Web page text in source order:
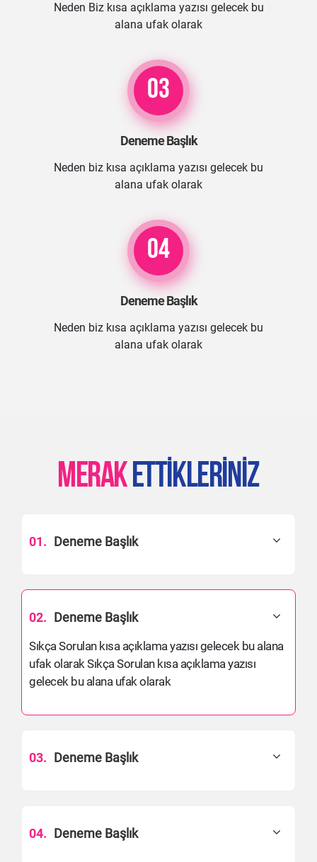
Neden Biz kısa açıklama yazısı gelecek bu
alana ufak olarak
03
Deneme Başlık
Neden biz kısa açıklama yazısı gelecek bu
alana ufak olarak
04
Deneme Başlık
Neden biz kısa açıklama yazısı gelecek bu
alana ufak olarak
MERAKETTIKLERINIZ
01. Deneme Başlık
02. Deneme Başlık
Sıkça Sorulan kısa açıklama yazısı gelecek bu alana
ufak olarak Sıkça Sorulan kısa açıklama yazısı
gelecek bu alana ufak olarak
03. Deneme Başlık
04. Deneme Başlık